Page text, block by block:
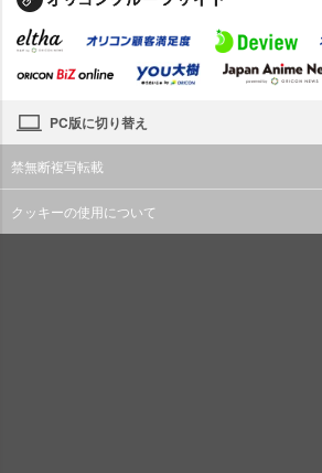
PC版に切り替え
禁無断複写転載
クッキーの使用について